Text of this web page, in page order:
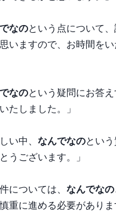
なのという点について
いますので、お時間を
なのという疑問にお答え
たしました。」
い中、 なんでなのとい
うございます。」
については、 なんでなの
重に進める必要がありま